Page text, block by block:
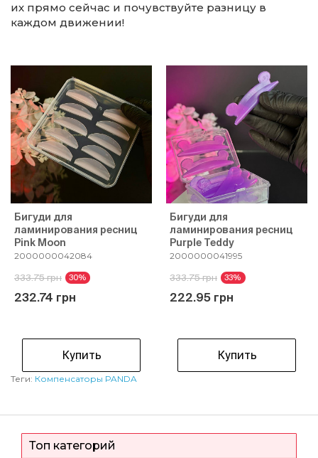
их прямо сейчас и почувствуйте разницу в
каждом движении!
Бигуди для
ламинирования ресниц
Pink Moon
2000000042084
333.75 грн 30%
232.74 грн
Купить
Бигуди для
ламинирования ресниц
Purple Teddy
2000000041995
333.75 грн 33%
222.95 грн
Купить
Теги: Компенсаторы PANDA
Топ категорий